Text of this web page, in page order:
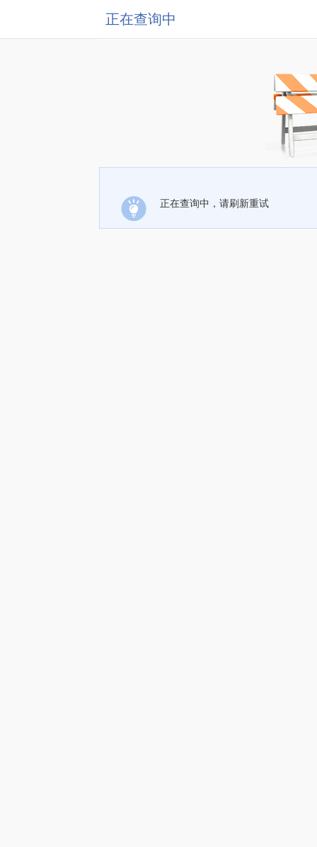
正在查询中
正在查询中，请刷新重试